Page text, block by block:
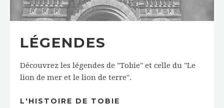
LÉGENDES
Découvrez les légendes de "Tobie" et celle du "Le
lion de mer et le lion de terre".
L'HISTOIRE DE TOBIE